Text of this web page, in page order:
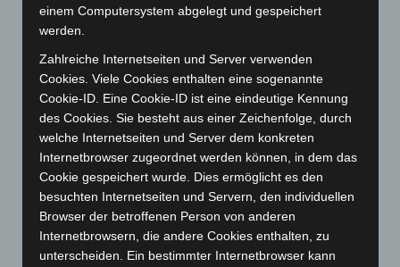
August 2023(134)
Juni 2023
(142)
Mai 2023(139)
April 2023(155)
März 2023
Februar 2023(154)
Januar 2023 (140)
Dezember 2022(130)
November 2022 (167)
einem Computersystem abgelegt und gespeichert
werden.
Zahlreiche Internetseiten und Server verwenden
Cookies. Viele Cookies enthalten eine sogenannte
Cookie-ID. Eine Cookie-ID ist eine eindeutige Kennung
des Cookies. Sie besteht aus einer Zeichenfolge, durch
welche Internetseiten und Server dem konkreten
Internetbrowser zugeordnet werden können, in dem das
Cookie gespeichert wurde. Dies ermöglicht es den
besuchten Internetseiten und Servern, den individuellen
Browser der betroffenen Person von anderen
Internetbrowsern, die andere Cookies enthalten, zu
unterscheiden. Ein bestimmter Internetbrowser kann